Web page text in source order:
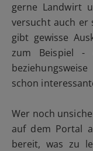
gerne Landwirt
versucht auch er
gibt gewisse
zum Beispiel -
schon
Wer noch
auf dem Portal
bereit, was zu